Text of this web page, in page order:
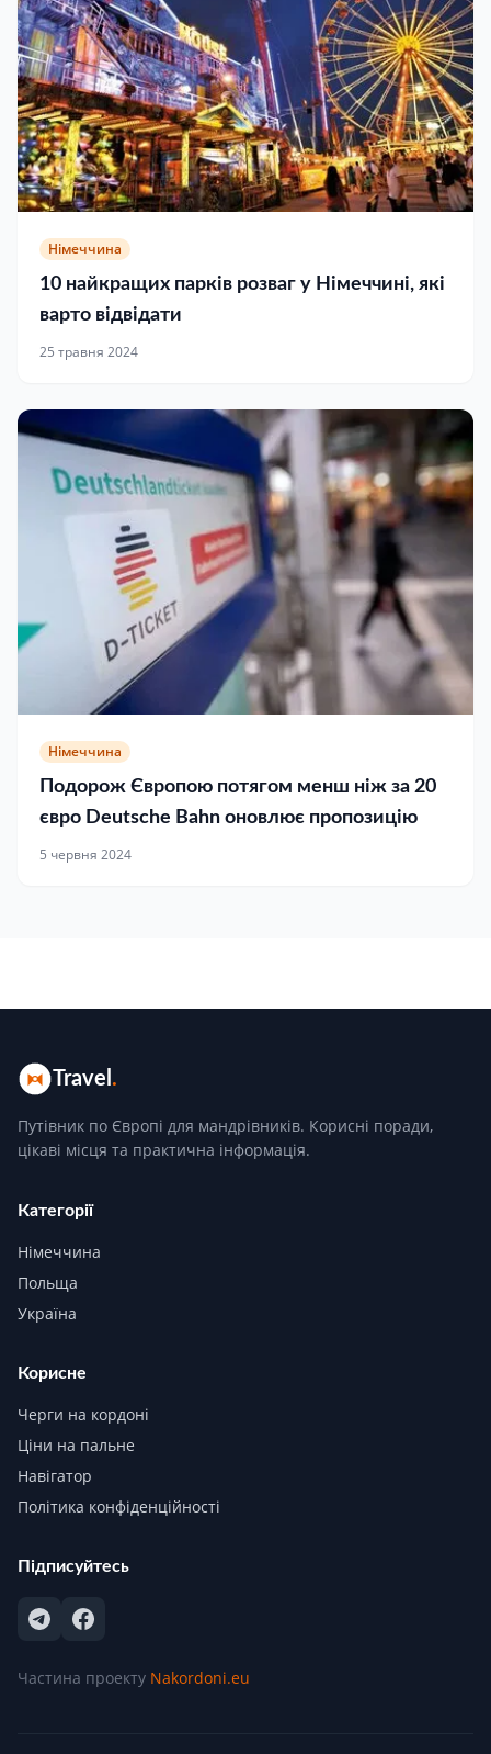
Німеччина
10 найкращих парків розваг у Німеччині, які
варто відвідати
25 травня 2024
Німеччина
Подорож Європою потягом менш ніж за 20
євро Deutsche Bahn оновлює пропозицію
5 червня 2024
Travel .
Путівник по Європі для мандрівників. Корисні поради,
цікаві місця та практична інформація.
Категорії
Німеччина
Польща
Україна
Корисне
Черги на кордоні
Ціни на пальне
Навігатор
Політика конфіденційності
Підписуйтесь
Частина проекту Nakordoni.eu